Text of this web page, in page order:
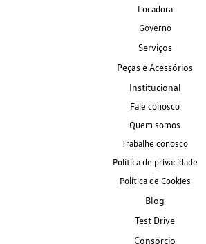
Locadora
Governo
Serviços
Peças e Acessórios
Institucional
Fale conosco
Quem somos
Trabalhe conosco
Política de privacidade
Política de Cookies
Blog
Test Drive
Consórcio